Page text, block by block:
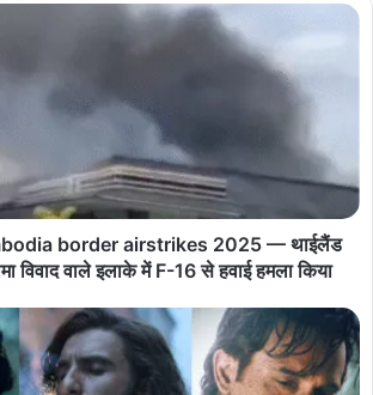
border airstrikes 2025 — थाईलैंड
विवाद वाले इलाके में F-16 से हवाई हमला किया